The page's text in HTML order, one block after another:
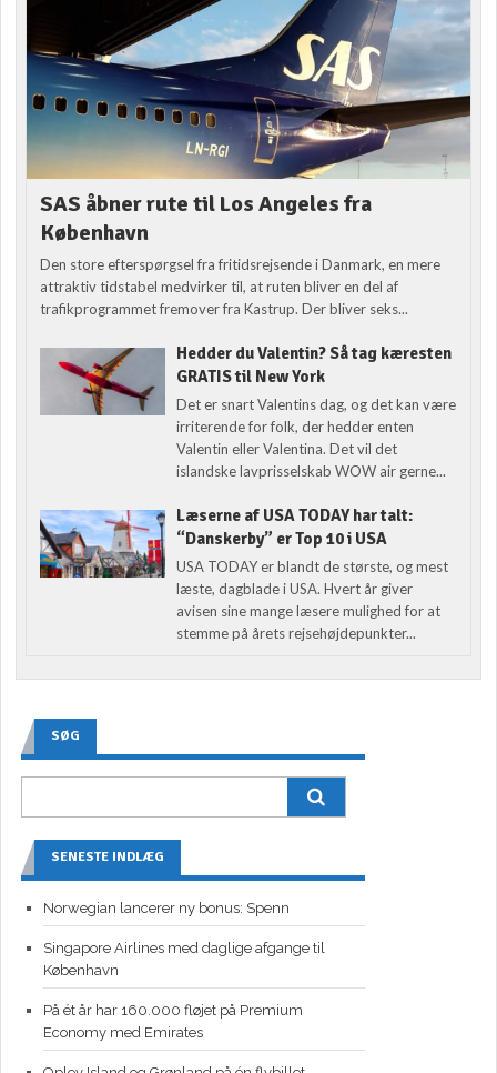
SAS åbner rute til Los Angeles fra
København
Den store efterspørgsel fra fritidsrejsende i Danmark, en mere
attraktiv tidstabel medvirker til, at ruten bliver en del af
trafikprogrammet fremover fra Kastrup. Der bliver seks...
Hedder du Valentin? Så tag kæresten
GRATIS til New York
Det er snart Valentins dag, og det kan være
irriterende for folk, der hedder enten
Valentin eller Valentina. Det vil det
islandske lavprisselskab WOW air gerne...
Læserne af USA TODAY har talt:
“Danskerby” er Top 10 i USA
USA TODAY er blandt de største, og mest
læste, dagblade i USA. Hvert år giver
avisen sine mange læsere mulighed for at
stemme på årets rejsehøjdepunkter...
SØG
SENESTE INDLÆG
Norwegian lancerer ny bonus: Spenn
Singapore Airlines med daglige afgange til
København
På ét år har 160.000 fløjet på Premium
Economy med Emirates